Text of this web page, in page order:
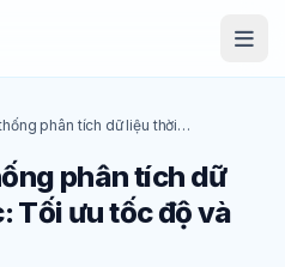
phân tích dữ liệu thời
phân tích dữ
Tối ưu tốc độ và